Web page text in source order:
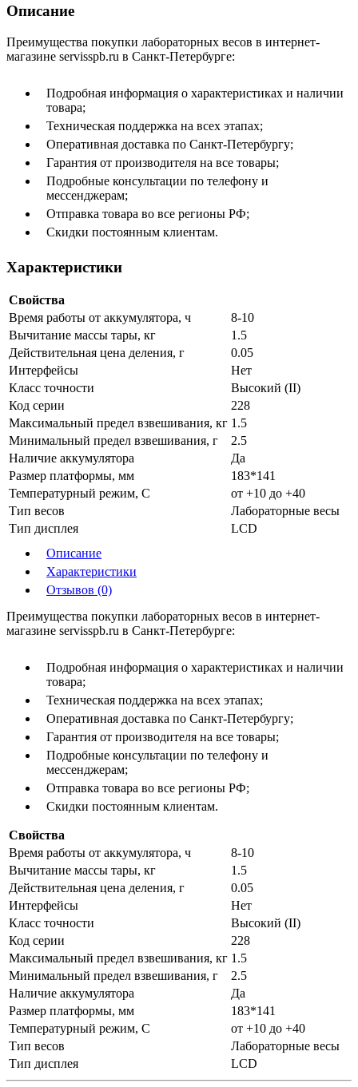
Описание
Преимущества покупки лабораторных весов в интернет-
магазине servisspb.ru в Санкт-Петербурге:
Подробная информация о характеристиках и наличии
товара;
Техническая поддержка на всех этапах;
Оперативная доставка по Санкт-Петербургу;
Гарантия от производителя на все товары;
Подробные консультации по телефону и
мессенджерам;
Отправка товара во все регионы РФ;
Скидки постоянным клиентам.
Характеристики
Свойства
Время работы от аккумулятора, ч
8-10
Вычитание массы тары, кг
1.5
Действительная цена деления, г
0.05
Интерфейсы
Нет
Класс точности
Высокий (II)
Код серии
228
Максимальный предел взвешивания, кг 1.5
Минимальный предел взвешивания, г
2.5
Наличие аккумулятора
Да
Размер платформы, мм
183*141
Температурный режим, С
от +10 до +40
Тип весов
Лабораторные весы
Тип дисплея
LCD
Описание
Характеристики
Отзывов (0)
Преимущества покупки лабораторных весов в интернет-
магазине servisspb.ru в Санкт-Петербурге:
Подробная информация о характеристиках и наличии
товара;
Техническая поддержка на всех этапах;
Оперативная доставка по Санкт-Петербургу;
Гарантия от производителя на все товары;
Подробные консультации по телефону и
мессенджерам;
Отправка товара во все регионы РФ;
Скидки постоянным клиентам.
Свойства
Время работы от аккумулятора, ч
8-10
Вычитание массы тары, кг
1.5
Действительная цена деления, г
0.05
Интерфейсы
Нет
Класс точности
Высокий (II)
Код серии
228
Максимальный предел взвешивания, кг 1.5
Минимальный предел взвешивания, г
2.5
Наличие аккумулятора
Да
Размер платформы, мм
183*141
Температурный режим, С
от +10 до +40
Тип весов
Лабораторные весы
Тип дисплея
LCD